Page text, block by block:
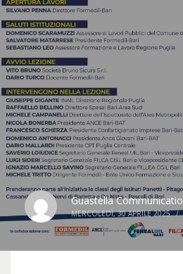
Guastella
MERCOLEDÌ, 30 APRILE 2025 /